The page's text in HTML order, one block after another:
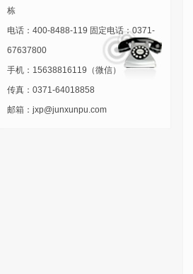
栋
电话：400-8488-119 固定电话：0371-
67637800
手机：15638816119（微信）
传真：0371-64018858
邮箱：jxp@junxunpu.com